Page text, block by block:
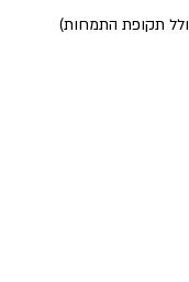
תקופת התמחות)